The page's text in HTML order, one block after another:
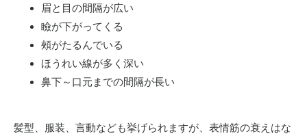
眉と目の間隔が広い
瞼が下がってくる
頰がたるんでいる
ほうれい線が多く深い
鼻下～口元までの間隔が長い
髪型、服装、言動なども挙げられますが、表情筋の衰えはな